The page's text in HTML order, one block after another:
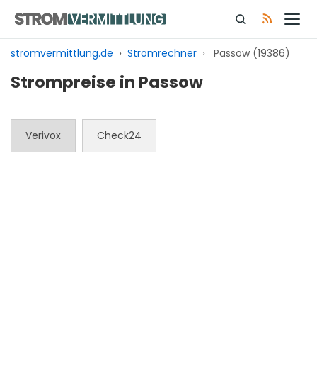
Inhalt
springen
stromvermittlung.de › Stromrechner › Passow (19386)
Strompreise in Passow
Verivox Check24